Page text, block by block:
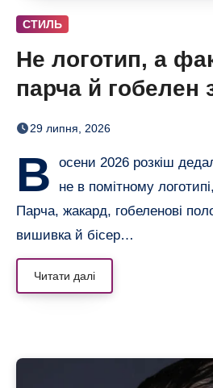
СТИЛЬ
Не логотип, а
парча й гобелен
нову розкіш осені
29 липня, 2026
В
осени 2026 розкіш
не в помітному
Парча, жакард, гобеленові
вишивка й бісер…
Читати далі